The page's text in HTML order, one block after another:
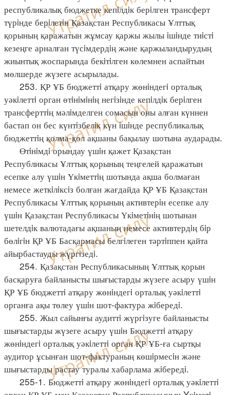
республикалық бюджетке кепiлдiк берiлген трансферт
түрiнде берiлетiн Қазақстан Республикасы Ұлттық
қорының қаражатын жұмсау қаржы жылы iшiнде тиiстi
кезеңге арналған түсiмдердiң және қаржыландырудың
жиынтық жоспарында бекiтiлген көлемнен аспайтын
мөлшерде жүзеге асырылады.
253. ҚР ҰБ бюджеттi атқару жөнiндегi орталық
уәкiлеттi орган өтiнiмiнiң негiзiнде кепiлдiк берiлген
трансферттiң мәлiмделген сомасын оны алған күннен
бастап он бес күнтiзбелiк күн iшiнде республикалық
бюджеттiң қолма-қол ақшаны бақылау шотына аударады.
Өтiнiмдi орындау үшiн қажет Қазақстан
Республикасы Ұлттық қорының теңгелей қаражатын
есепке алу үшiн Үкiметтiң шотында ақша болмаған
немесе жеткiлiксiз болған жағдайда ҚР ҰБ Қазақстан
Республикасы Ұлттық қорының активтерiн есепке алу
үшiн Қазақстан Республикасы Үкiметiнiң шотынан
шетелдiк валютадағы ақшаның немесе активтердiң бiр
бөлiгiн ҚР ҰБ Басқармасы белгiлеген тәртiппен қайта
айырбастауды жүргiзедi.
254. Қазақстан Республикасының Ұлттық қорын
басқаруға байланысты шығыстарды жүзеге асыру үшiн
ҚР ҰБ бюджеттi атқару жөнiндегi орталық уәкiлеттi
органға ақы төлеу үшiн шот-фактура жiбередi.
255. Жыл сайынғы аудиттi жүргiзуге байланысты
шығыстарды жүзеге асыру үшiн Бюджеттi атқару
жөнiндегi орталық уәкiлеттi орган ҚР ҰБ-ға сыртқы
аудитор ұсынған шот-фактураның көшiрмесiн және
шығыстарды растау туралы хабарлама жiбередi.
255-1. Бюджеттi атқару жөнiндегi орталық уәкiлеттi